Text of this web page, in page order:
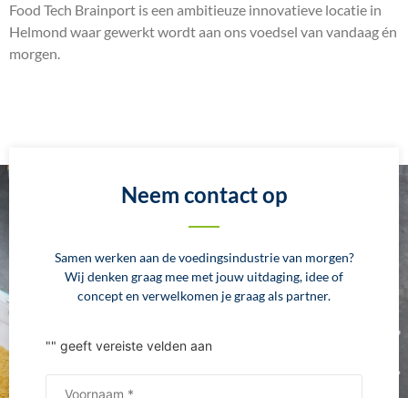
Food Tech Brainport is een ambitieuze innovatieve locatie in
Helmond waar gewerkt wordt aan ons voedsel van vandaag én
morgen.
Neem contact op
Samen werken aan de voedingsindustrie van morgen?
Wij denken graag mee met jouw uitdaging, idee of
concept en verwelkomen je graag als partner.
"" geeft vereiste velden aan
Naam